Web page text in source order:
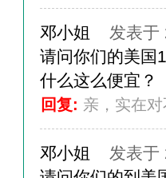
邓小姐 发表于
请问你们的美国
什么这么便宜？
回复: 亲，实在
邓小姐 发表于